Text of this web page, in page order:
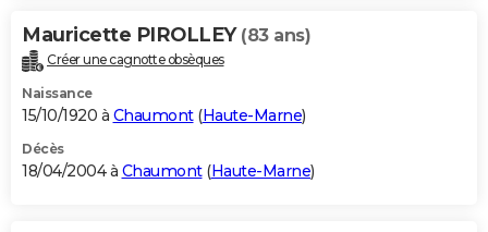
Mauricette PIROLLEY (83 ans)
Créer une cagnotte obsèques
Naissance
15/10/1920 à Chaumont(Haute-Marne)
Décès
18/04/2004 à Chaumont(Haute-Marne)